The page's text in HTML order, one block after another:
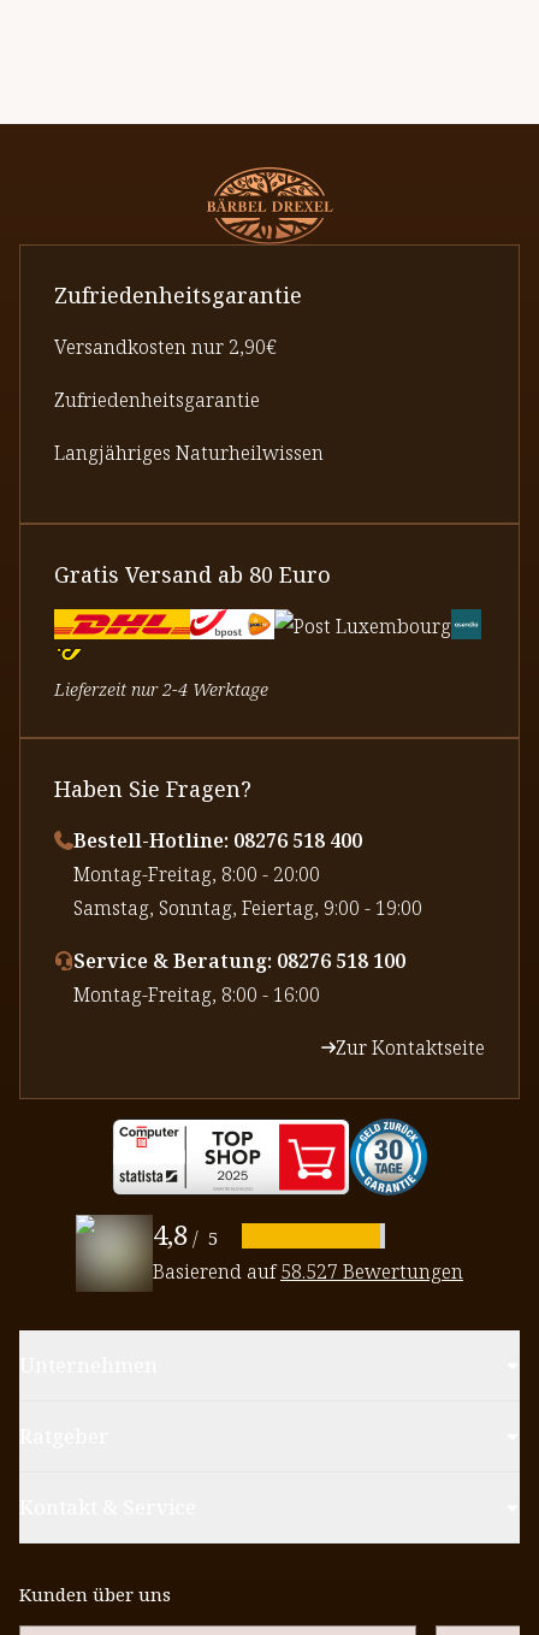
Zufriedenheitsgarantie
Versandkosten nur 2,90€
Zufriedenheitsgarantie
Langjähriges Naturheilwissen
Gratis Versand ab 80 Euro
Lieferzeit nur 2-4 Werktage
Haben Sie Fragen?
Bestell-Hotline: 08276 518 400
⁠Montag-Freitag, 8:00 - 20:00
⁠Samstag, Sonntag, Feiertag, 9:00 - 19:00
Service & Beratung: 08276 518 100
⁠Montag-Freitag, 8:00 - 16:00
Zur Kontaktseite
4,8/ 5
Basierend auf58.527 Bewertungen
Kunden über uns